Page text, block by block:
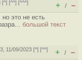
[^] [^^] [^^^]
+ / –
это не есть
большой текст
11/09/2023 [^] [^^]
+ / –